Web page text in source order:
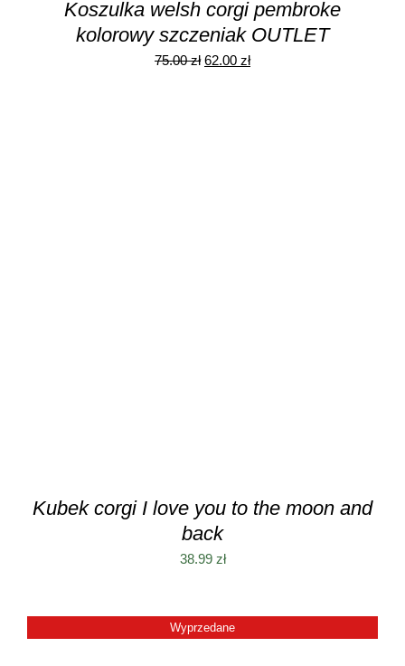
Koszulka welsh corgi pembroke
kolorowy szczeniak OUTLET
75.00zł Pierwotna
62.00 złAktualna
Kubek corgi I love you to the moon and
back
38.99 zł
Wyprzedane